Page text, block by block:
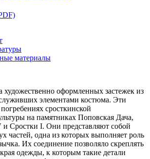
материалы
художественно оформленных застежек из
элементами костюма. Эти
сросткинской
на памятниках Поповская Дача,
Сростки I. Они представляют собой
частей, одна из которых выполняет роль
Их соединение позволяло скреплять
одежды, к которым такие детали